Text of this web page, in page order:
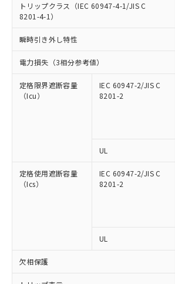
トリップクラス（IEC 60947-4-1/JIS C
8201-4-1）
瞬時引き外し特性
電力損失（3相分参考値）
定格限界遮断容量
（Icu）
IEC 60947-2/JIS C
8201-2
UL
定格使用遮断容量
（Ics）
IEC 60947-2/JIS C
8201-2
UL
欠相保護
以下の条件をお読みいただき、
ご利用ください。
本サービスは、当社制御
商品の当社在庫状況およ
(税抜)を提供させていただ
当社制御機器事業取扱商
本サービスの対象外とな
在庫状況および標準価格
対応済み：EU RoHS指令（
非含有に対応した製品が提供可
対応予定：EU RoHS指令（10
有に対応した製品に切り替える
対応予定なし：EU RoHS指令（
非含有に非対応の商品で、対応
定はありません。
調査・確認中：EU RoHS指令（
非含有の対応状況を調査中また
非該当品：ライセンス料など無
害物質有無と関係のない商品です
いたものが、含有品と判明した場
むを得ず変更することがありま
「○」：最大均質材料含有率が
「×」：最大均質材料含有率が
基準値を超えていることを示し
「－」：未確認です。当社販売部
い合わせください。
当社は、これら貴社製品の
為替および外国貿易法に